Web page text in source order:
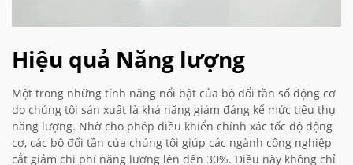
Hiệu quả Năng lượng
Một trong những tính năng nổi bật của bộ đổi tần số động cơ
do chúng tôi sản xuất là khả năng giảm đáng kể mức tiêu thụ
năng lượng. Nhờ cho phép điều khiển chính xác tốc độ động
cơ, các bộ đổi tần của chúng tôi giúp các ngành công nghiệp
cắt giảm chi phí năng lượng lên đến 30%. Điều này không chỉ